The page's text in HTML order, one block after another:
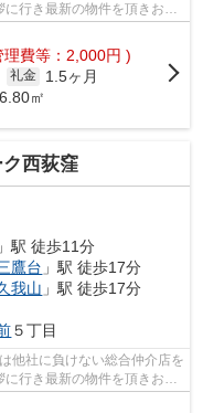
行き最新の物件を頂きお客
理費等：2,000円 )
礼金
1.5ヶ月
㎡
西荻窪
」駅 徒歩11分
鷹台 」駅 徒歩17分
我山 」駅 徒歩17分
５丁目
他社に負けない総合仲介店を
行き最新の物件を頂きお客